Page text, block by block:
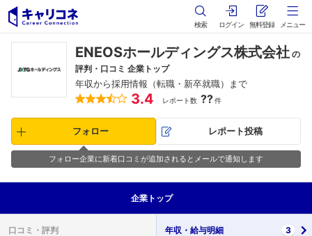
検索 ログイン 無料登録 メニュー
ENEOSホールディングス株式会社 の
評判・口コミ 企業トップ
年収から採用情報（転職・新卒就職）まで
3.4 レポート数 ??件
フォロー レポート投稿
フォロー企業に新着口コミが追加されるとメールで通知します
企業 トップ
口コミ・ 評判 年収・ 給与明細 3